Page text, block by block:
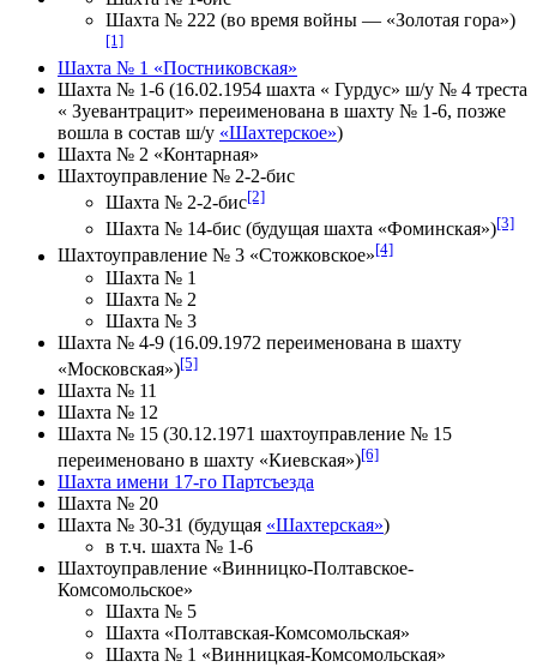
Шахта № 222 (во время войны — «Золотая гора»)
[1]
Шахта № 1 «Постниковская»
Шахта № 1-6 (16.02.1954 шахта « Гурдус» ш/у № 4 треста
« Зуевантрацит» переименована в шахту № 1-6, позже
вошла в состав ш/у «Шахтерское»)
Шахта № 2 «Контарная»
Шахтоуправление № 2-2-бис
Шахта № 2-2-бис[2]
Шахта № 14-бис (будущая шахта «Фоминская»)[3]
Шахтоуправление № 3 «Стожковское»[4]
Шахта № 1
Шахта № 2
Шахта № 3
Шахта № 4-9 (16.09.1972 переименована в шахту
«Московская»)[5]
Шахта № 11
Шахта № 12
Шахта № 15 (30.12.1971 шахтоуправление № 15
переименовано в шахту «Киевская»)[6]
Шахта имени 17-го Партсъезда
Шахта № 20
Шахта № 30-31 (будущая «Шахтерская»)
в т.ч. шахта № 1-6
Шахтоуправление «Винницко-Полтавское-
Комсомольское»
Шахта № 5
Шахта «Полтавская-Комсомольская»
Шахта № 1 «Винницкая-Комсомольская»